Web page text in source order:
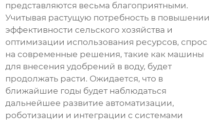
представляются весьма благоприятными.
Учитывая растущую потребность в повышении
эффективности сельского хозяйства и
оптимизации использования ресурсов, спрос
на современные решения, такие как машины
для внесения удобрений в воду, будет
продолжать расти. Ожидается, что в
ближайшие годы будет наблюдаться
дальнейшее развитие автоматизации,
роботизации и интеграции с системами